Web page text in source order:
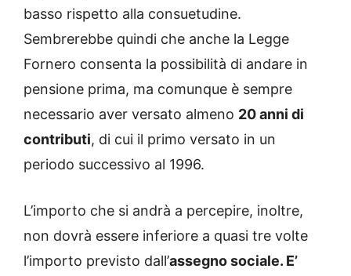
basso rispetto alla consuetudine.
Sembrerebbe quindi che anche la Legge
Fornero consenta la possibilità di andare in
pensione prima, ma comunque è sempre
necessario aver versato almeno 20 anni di
contributi, di cui il primo versato in un
periodo successivo al 1996.
L’importo che si andrà a percepire, inoltre,
non dovrà essere inferiore a quasi tre volte
l’importo previsto dall’assegno sociale. E’